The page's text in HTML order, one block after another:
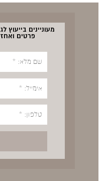
מעוניינים בייעוץ
פרטים